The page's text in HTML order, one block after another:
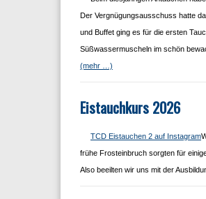
Der Vergnügungsausschuss hatte
und Buffet ging es für die ersten
Süßwassermuscheln im schön
(mehr …)
Eistauchkurs 2026
TCD Eistauchen 2 auf Instagram
frühe Frosteinbruch sorgten für
Also beeilten wir uns mit der